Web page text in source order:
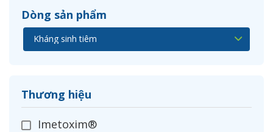
Dòng sản phẩm
Thương hiệu
Imetoxim®